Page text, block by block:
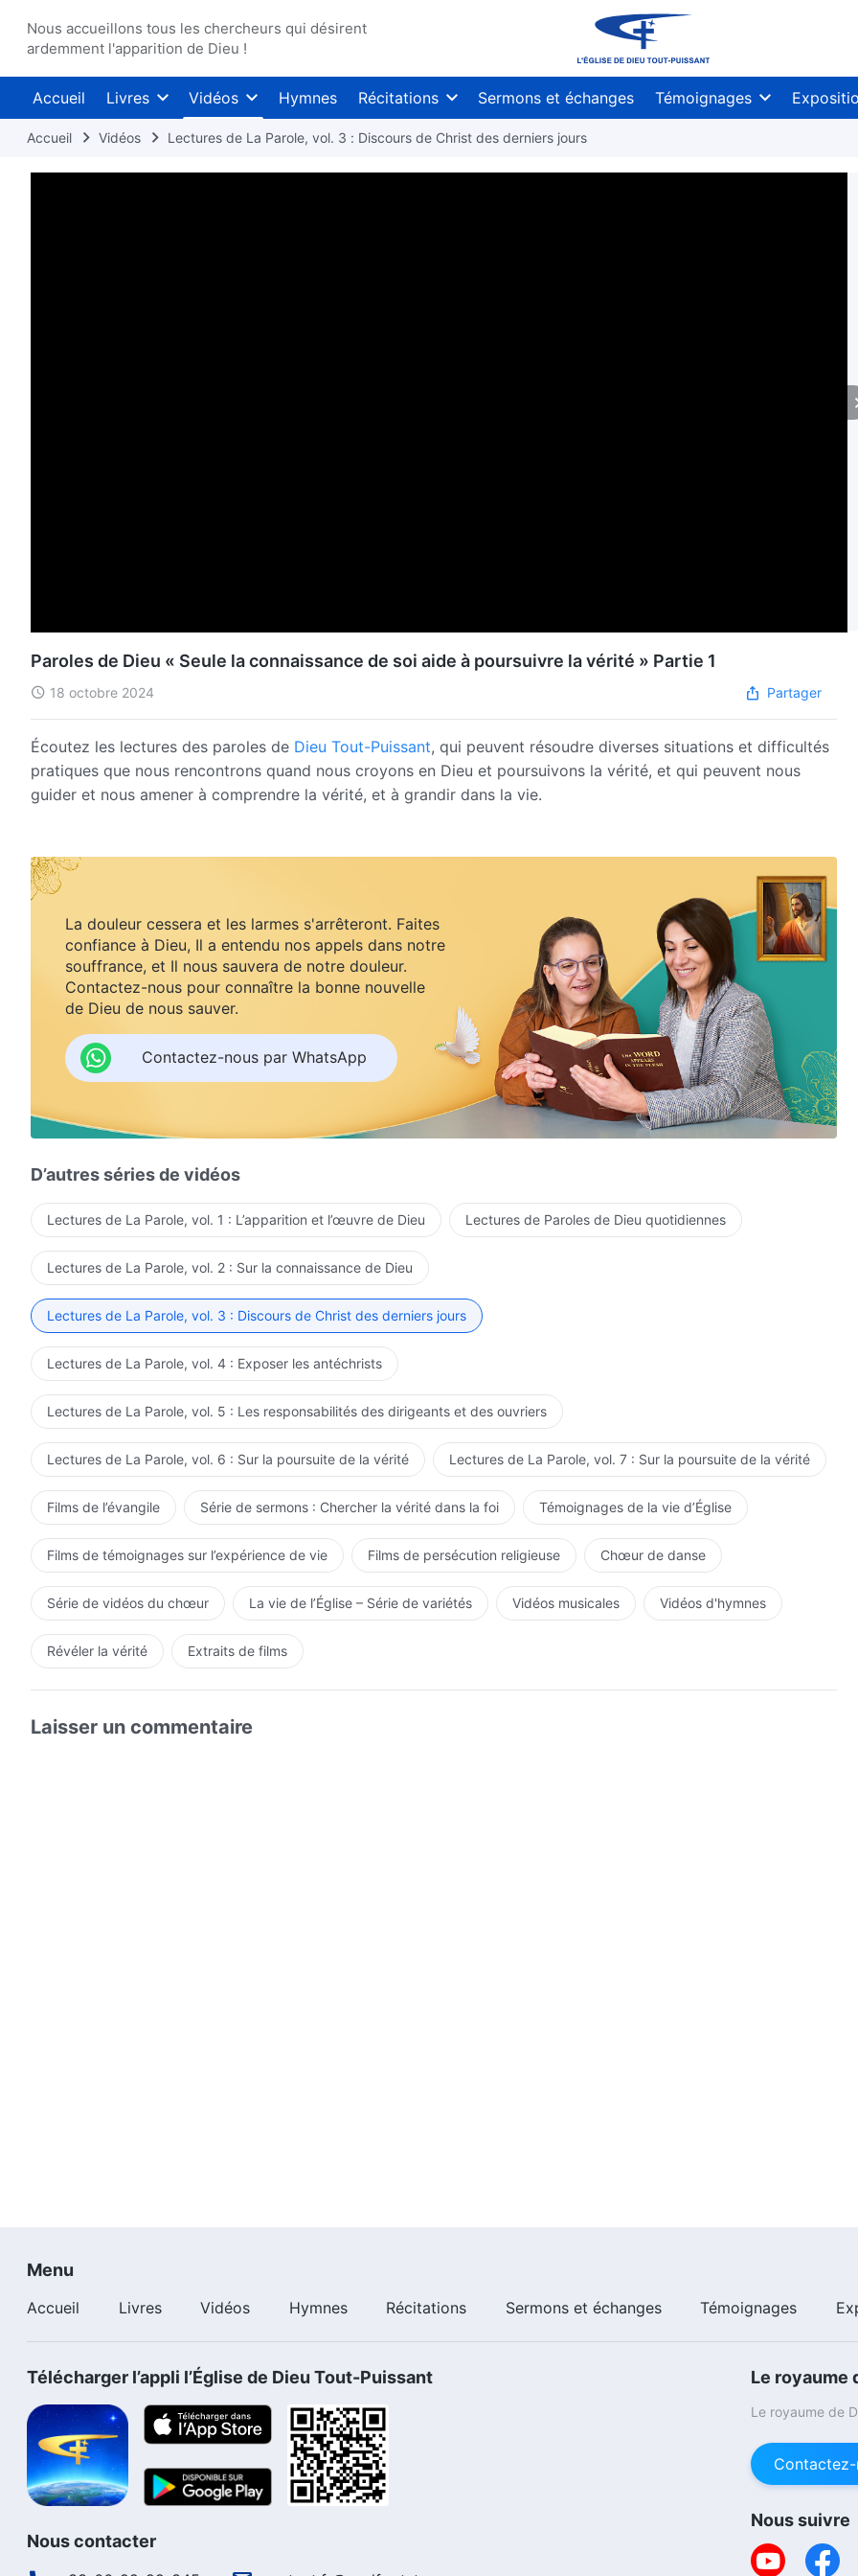
Nous accueillons tous les chercheurs qui désirent
ardemment l'apparition de Dieu !
Accueil Livres Vidéos Hymnes Récitations Sermons et échanges Témoignages
Accueil Vidéos Lectures de La Parole, vol. 3 : Discours de Christ des derniers jours
Paroles de Dieu « Seule la connaissance de soi aide à poursuivre la vérité » Partie 1
18 octobre 2024 Partager
Écoutez les lectures des paroles de Dieu Tout-Puissant, qui peuvent résoudre diverses situations et difficultés
pratiques que nous rencontrons quand nous croyons en Dieu et poursuivons la vérité, et qui peuvent nous
guider et nous amener à comprendre la vérité, et à grandir dans la vie.
La douleur cessera et les larmes s'arrêteront. Faites
confiance à Dieu, Il a entendu nos appels dans notre
souffrance, et Il nous sauvera de notre douleur.
Contactez-nous pour connaître la bonne nouvelle
de Dieu de nous sauver.
Contactez-nous par WhatsApp
D’autres séries de vidéos
Lectures de La Parole, vol. 1 : L’apparition et l’œuvre de Dieu Lectures de Paroles de Dieu quotidiennes
Lectures de La Parole, vol. 2 : Sur la connaissance de Dieu
Lectures de La Parole, vol. 3 : Discours de Christ des derniers jours
Lectures de La Parole, vol. 4 : Exposer les antéchrists
Lectures de La Parole, vol. 5 : Les responsabilités des dirigeants et des ouvriers
Lectures de La Parole, vol. 6 : Sur la poursuite de la vérité Lectures de La Parole, vol. 7 : Sur la poursuite de la vérité
Films de l’évangile Série de sermons : Chercher la vérité dans la foi Témoignages de la vie d’Église
Films de témoignages sur l’expérience de vie Films de persécution religieuse Chœur de danse
Série de vidéos du chœur La vie de l’Église – Série de variétés Vidéos musicales Vidéos d'hymnes
Révéler la vérité Extraits de films
Laisser un commentaire
Menu
Accueil Livres Vidéos Hymnes Récitations Sermons et échanges Témoignages
Télécharger l’appli l’Église de Dieu Tout-Puissant
Nous contacter
Le royaume
Le royaume de
Nous suivre